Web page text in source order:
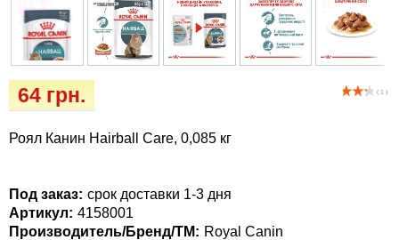
( 1 )
64 грн.
Роял Канин Hairball Care, 0,085 кг
Под заказ: срок доставки 1-3 дня
Артикул: 4158001
Производитель/Бренд/ТМ: Royal Canin
Ласощі та корма
Vet Diet Canine Wet – ветеринарные диеты
для собак
Лежаки, домики, охлаждая коврики
Миски, автокормушки, поилки
Переноски, сумки, клетки